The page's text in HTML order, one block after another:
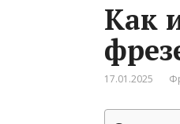
Как
17.01.2025